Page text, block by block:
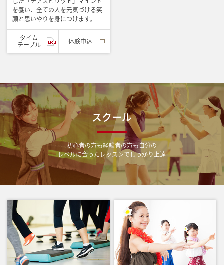
を養い、全ての人を元気づける笑
顔と思いやりを身につけます。
タイム
テーブル
体験申込
スクール
初心者の方も経験者の方も自分の
レベルに合ったレッスンでしっかり上達